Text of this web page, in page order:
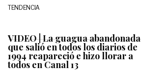
TENDENCIA
VIDEO | La guagua abandonada
que salió en todos los diarios de
1994 reapareció e hizo llorar a
todos en Canal 13